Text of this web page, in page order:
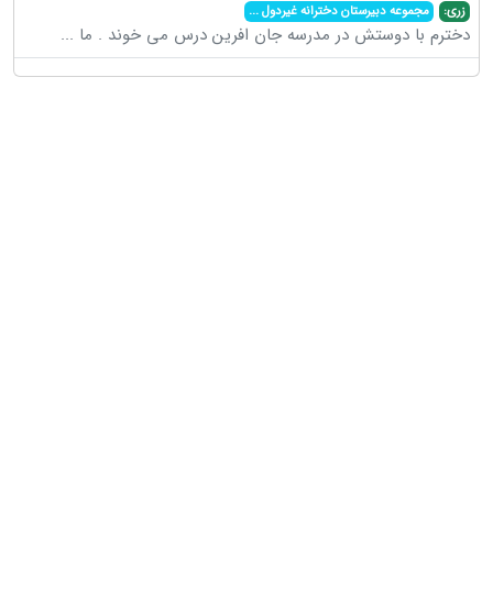
زری: مجموعه دبیرستان دخترانه غیردول...
دخترم با دوستش در مدرسه جان افرین درس می خوند . ما ...